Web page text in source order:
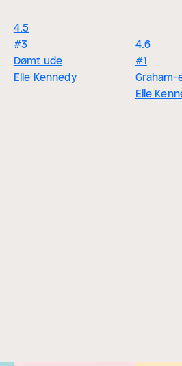
4.5
#3
Dømt ude
Elle Kennedy
4.6
#1
Elle